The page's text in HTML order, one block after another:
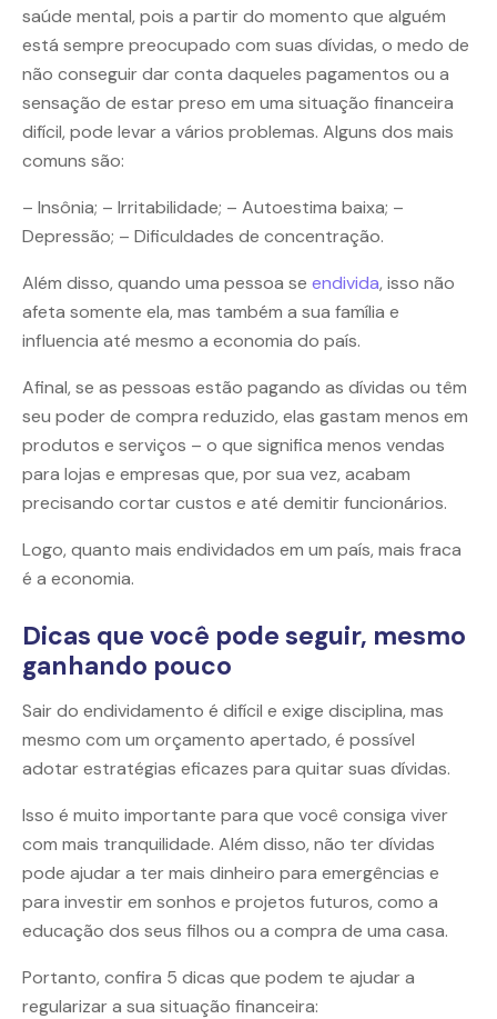
saúde mental, pois a partir do momento que alguém
está sempre preocupado com suas dívidas, o medo de
não conseguir dar conta daqueles pagamentos ou a
sensação de estar preso em uma situação financeira
difícil, pode levar a vários problemas. Alguns dos mais
comuns são:
– Insônia; – Irritabilidade; – Autoestima baixa; –
Depressão; – Dificuldades de concentração.
Além disso, quando uma pessoa se endivida, isso não
afeta somente ela, mas também a sua família e
influencia até mesmo a economia do país.
Afinal, se as pessoas estão pagando as dívidas ou têm
seu poder de compra reduzido, elas gastam menos em
produtos e serviços – o que significa menos vendas
para lojas e empresas que, por sua vez, acabam
precisando cortar custos e até demitir funcionários.
Logo, quanto mais endividados em um país, mais fraca
é a economia.
Dicas que você pode seguir, mesmo
ganhando pouco
Sair do endividamento é difícil e exige disciplina, mas
mesmo com um orçamento apertado, é possível
adotar estratégias eficazes para quitar suas dívidas.
Isso é muito importante para que você consiga viver
com mais tranquilidade. Além disso, não ter dívidas
pode ajudar a ter mais dinheiro para emergências e
para investir em sonhos e projetos futuros, como a
educação dos seus filhos ou a compra de uma casa.
Portanto, confira 5 dicas que podem te ajudar a
regularizar a sua situação financeira: